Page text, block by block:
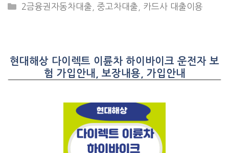
CATEGORIES
2금융권자동차대출 ,중고차대출 카드사 대출이용
현대해상 다이렉트 이륜차 하이바이크 운전자 보
험 가입안내, 보장내용, 가입안내